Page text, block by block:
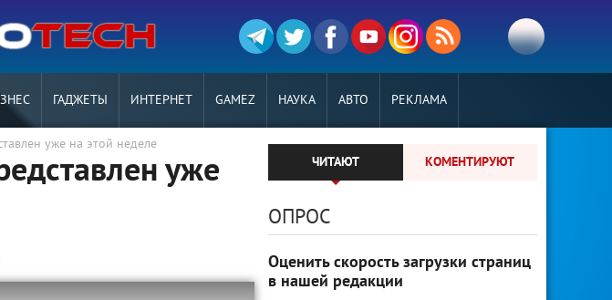
ГАДЖЕТЫ ИНТЕРНЕТ GAMEZ НАУКА АВТО РЕКЛАМА
уже на этой неделе
уже
ЧИТАЮТ КОМЕНТИРУЮТ
ОПРОС
Оценить скорость загрузки страниц
в нашей редакции